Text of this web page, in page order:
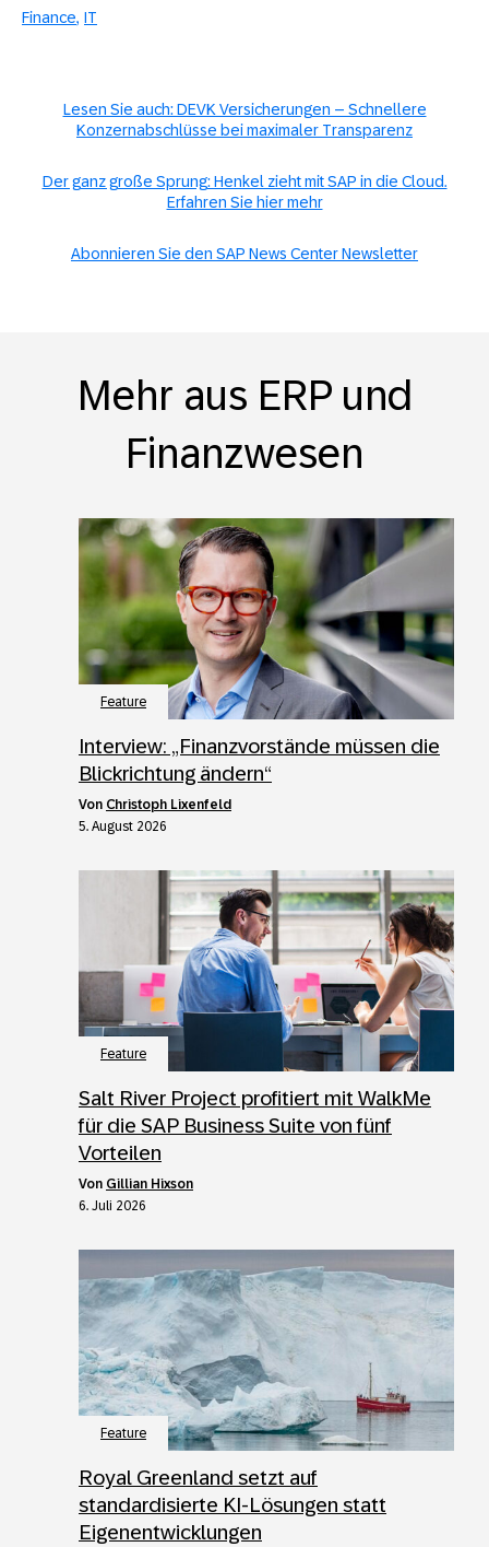
Finance IT
Lesen Sie auch: DEVK Versicherungen – Schnellere
Konzernabschlüsse bei maximaler Transparenz
Der ganz große Sprung: Henkel zieht mit SAP in die Cloud.
Erfahren Sie hier mehr
Abonnieren Sie den SAP News Center Newsletter
Mehr aus ERP und
Finanzwesen
Feature
Interview: „Finanzvorstände müssen die
Blickrichtung ändern“
von Christoph Lixenfeld
5. August 2026
Feature
Salt River Project profitiert mit WalkMe
für die SAP Business Suite von fünf
Vorteilen
von Gillian Hixson
6. Juli 2026
Feature
Royal Greenland setzt auf
standardisierte KI-Lösungen statt
Eigenentwicklungen